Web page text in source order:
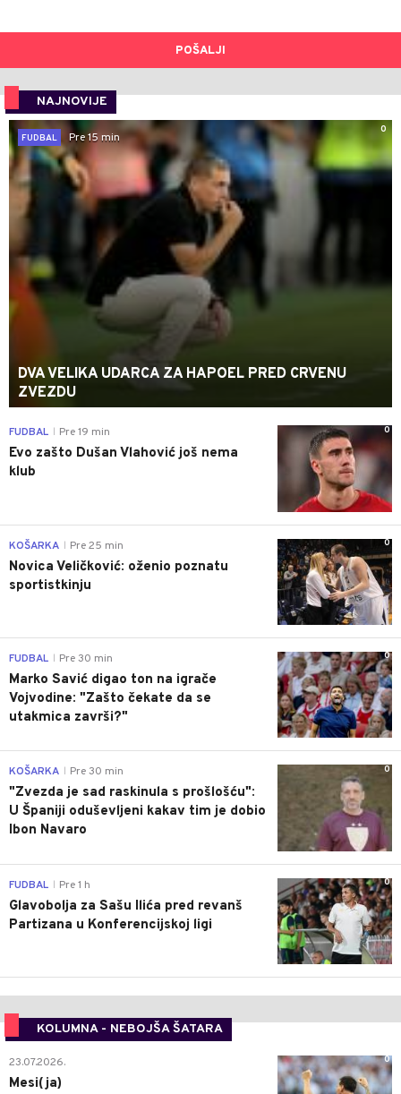
POŠALJI
NAJNOVIJE
0
FUDBAL
Pre 15 min
DVA VELIKA UDARCA ZA HAPOEL PRED CRVENU
ZVEZDU
0
FUDBAL Pre 19 min
Evo zašto Dušan Vlahović još nema
klub
0
KOŠARKA Pre 25 min
Novica Veličković: oženio poznatu
sportistkinju
0
FUDBAL Pre 30 min
Marko Savić digao ton na igrače
Vojvodine: "Zašto čekate da se
utakmica završi?"
0
KOŠARKA Pre 30 min
"Zvezda je sad raskinula s prošlošću":
U Španiji oduševljeni kakav tim je dobio
Ibon Navaro
0
FUDBAL Pre 1 h
Glavobolja za Sašu Ilića pred revanš
Partizana u Konferencijskoj ligi
KOLUMNA - NEBOJŠA ŠATARA
0
23.07.2026.
Mesi(ja)